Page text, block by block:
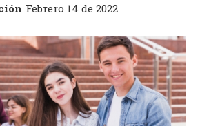
Febrero 14 de 2022